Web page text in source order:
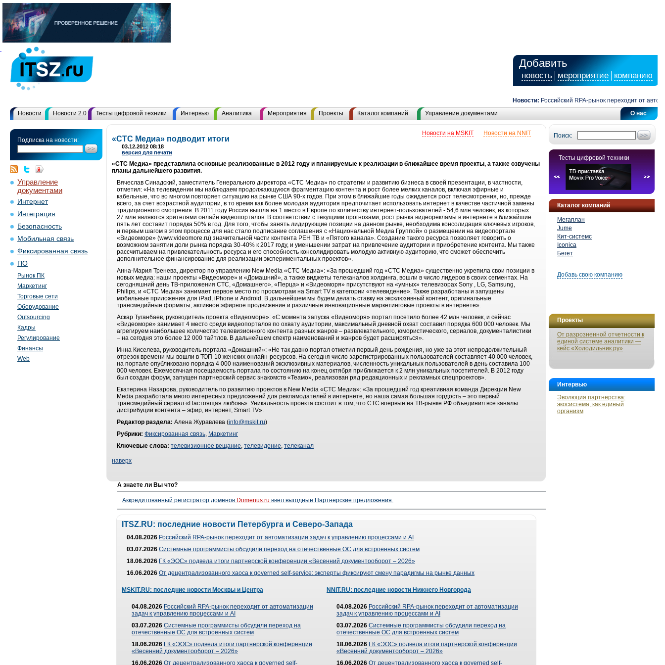
Добавить
новость мероприятие компанию
Новости: Российский RPA-рынок переходит от
О нас
Новости Новости 2.0 Тесты цифровой техники Интервью Аналитика Мероприятия Проекты Каталог компаний Управление документами
Подписка на новости:
Управление
документами
Интернет
Интеграция
Безопасность
Мобильная связь
Фиксированная связь
ПО
Рынок ПК
Маркетинг
Торговые сети
Оборудование
Outsourcing
Кадры
Регулирование
Финансы
Web
Поиск:
Тесты цифровой техники
Каталог компаний
Мегаплан
Jume
Кит-системс
Iconica
Бегет
Добавь свою компанию
Проекты
От разрозненной отчетности к
единой системе аналитики —
кейс «Холодильник.ру»
Интервью
Эволюция партнерства:
экосистема, как единый
организм
Новости на NNIT
Новости на MSKIT
«СТС Медиа» подводит итоги
03.12.2012 08:18
версия для печати
«СТС Медиа» представлила основные реализованные в 2012 году и планируемые к реализации в ближайшее время проекты, а также озвучены
планы дальнейшего развития.
Вячеслав Синадский, заместитель Генерального директора «СТС Медиа» по стратегии и развитию бизнеса в своей презентации, в частности,
отметил: «На телевидении мы наблюдаем продолжающуюся фрагментацию контента и рост более мелких каналов, включая эфирные и
кабельные, что во многом повторяет ситуацию на рынке США 90-х годов. При этом в ближайшие годы ожидается рост телесмотрения, но, прежде
всего, за счет возрастной аудитории, в то время как более молодая аудитория предпочитает использовать интернет в качестве частичной замены
традиционного смотрения. В 2011 году Россия вышла на 1 место в Европе по количеству интернет-пользователей - 54,6 млн человек, из которых
27 млн являются зрителями онлайн видеопорталов. В соответствии с текущими прогнозами, рост рынка видеорекламы в интернете в ближайшие
пять лет составит порядка 50% в год. Для того, чтобы занять лидирующие позиции на данном рынке, необходима консолидация ключевых игроков,
и первым шагом в этом процессе для нас стало подписание соглашения с «Национальной Медиа Группой» о размещении на видеопортале
«Видеоморе» (www.videomore.ru) значительной части контента РЕН ТВ и «Пятого канала». Создание такого ресурса позволяет говорить о
возможном занятии доли рынка порядка 30-40% к 2017 году, и уменьшении затрат на привлечение аудитории и приобретение контента. Мы также
рассчитываем на привлекательность ресурса и его способность консолидировать молодую активную аудиторию, что сможет обеспечить
дополнительное финансирование для реализации экспериментальных проектов».
Анна-Мария Тренева, директор по управлению New Media «СТС Медиа»: «За прошедший год «СТС Медиа» существенно укрепила свои позиции в
новых медиа: наши проекты «Видеоморе» и «Домашний», а также виджеты телеканалов холдинга, вошли в число лидеров в своих сегментах. На
сегодняшний день ТВ-приложения СТС, «Домашнего», «Перца» и «Видеоморя» присутствуют на «умных» телевизорах Sony , LG, Samsung,
Philips, и «СТС Медиа» занимает первое место по просмотрам на Smart TV в категории «телевидение». Также разработаны и запущены
мобильные приложения для iPad, iPhone и Android. В дальнейшем мы будем делать ставку на эксклюзивный контент, оригинальные
трансмедийные форматы, активное эфирное продвижение и различные инновационные маркетинговые проекты в интернете».
Аскар Туганбаев, руководитель проекта «Видеоморе»: «С момента запуска «Видеоморя» портал посетило более 42 млн человек, и сейчас
«Видеоморе» занимает 4 место среди видеопорталов по охвату аудитории, максимальный дневной охват составил порядка 600 000 человек. Мы
агрегируем наибольшее количество телевизионного контента разных жанров – развлекательного, юмористического, сериалов, документалистики
– на сегодня это более 12 000 тайтлов. В дальнейшем спектр наименований и жанров будет расширяться».
Инна Киселева, руководитель портала «Домашний»: «Не так давно портал отметил первый день рождения, но уже за этот непродолжительный
отрезок времени мы вошли в ТОП-10 женских онлайн-ресурсов. На сегодня число зарегистрированных пользователей составляет 40 000 человек,
на портале опубликовано порядка 4 000 наименований эксклюзивных материалов, численность уникальных пользователей в день составила 100
000 человек. Ежемесячная посещаемость портала по состоянию на конец октября приближается к 2 млн уникальных посетителей. В 2012 году
был создан форум, запущен партнерский сервис знакомств «Теамо», реализован ряд редакционных и рекламных спецпроектов».
Екатерина Назарова, руководитель по развитию проектов в New Media «СТС Медиа»: «За прошедший год креативная команда Дирекции New
Media разработала много интересных предложений для рекламодателей в интернете, но наша самая большая гордость – это первый
трансмедийный сериал «Настоящая любовь». Уникальность проекта состоит в том, что СТС впервые на ТВ-рынке РФ объединил все каналы
дистрибуции контента – эфир, интернет, Smart TV».
Редактор раздела: Алена Журавлева (info@mskit.ru)
Рубрики: Фиксированная связь, Маркетинг
Ключевые слова: телевизионное вещание, телевидение, телеканал
наверх
А знаете ли Вы что?
Аккредитованный регистратор доменов Domenus.ru ввел выгодные Партнерские предложения.
ITSZ.RU: последние новости Петербурга и Северо-Запада
04.08.2026 Российский RPA-рынок переходит от автоматизации задач к управлению процессами и AI
03.07.2026 Системные программисты обсудили переход на отечественные ОС для встроенных систем
18.06.2026 ГК «ЭОС» подвела итоги партнерской конференции «Весенний документооборот – 2026»
16.06.2026 От децентрализованного хаоса к governed self-service: эксперты фиксируют смену парадигмы на рынке данных
MSKIT.RU: последние новости Москвы и Центра
04.08.2026 Российский RPA-рынок переходит от автоматизации
задач к управлению процессами и AI
03.07.2026 Системные программисты обсудили переход на
отечественные ОС для встроенных систем
18.06.2026 ГК «ЭОС» подвела итоги партнерской конференции
«Весенний документооборот – 2026»
16.06.2026 От децентрализованного хаоса к governed self-
NNIT.RU: последние новости Нижнего Новгорода
04.08.2026 Российский RPA-рынок переходит от автоматизации
задач к управлению процессами и AI
03.07.2026 Системные программисты обсудили переход на
отечественные ОС для встроенных систем
18.06.2026 ГК «ЭОС» подвела итоги партнерской конференции
«Весенний документооборот – 2026»
16.06.2026 От децентрализованного хаоса к governed self-